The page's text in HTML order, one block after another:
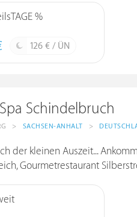
%
126 € / ÜN
Schindelbruch
> SACHSEN-ANHALT >
der kleinen Auszeit...
Gourmetrestaurant